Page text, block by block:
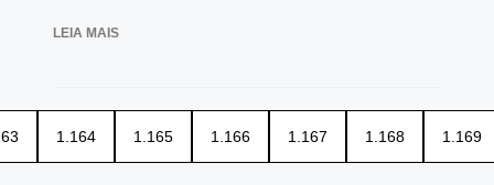
LEIA MAIS
1.164 1.165 1.166 1.167 1.168 1.169